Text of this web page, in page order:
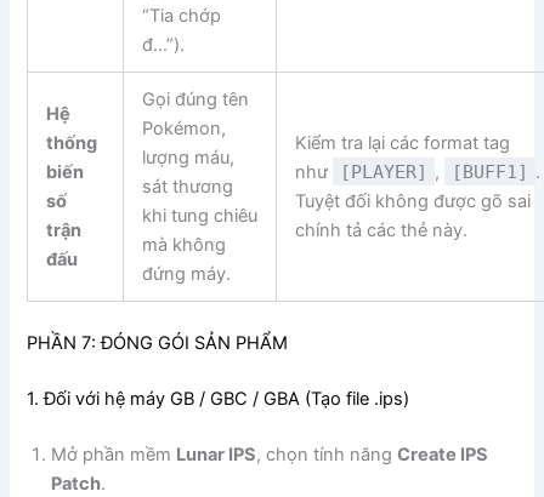
“Tia chớp
đ…”).
Hệ
thống
biến
số
trận
đấu
Gọi đúng tên
Pokémon,
lượng máu,
sát thương
khi tung chiêu
mà không
đứng máy.
Kiểm tra lại các format tag
như
[PLAYER] , [BUFF1] .
Tuyệt đối không được gõ sai
chính tả các thẻ này.
PHẦN 7: ĐÓNG GÓI SẢN PHẨM
1. Đối với hệ máy GB / GBC / GBA (Tạo file .ips)
Mở phần mềm Lunar IPS, chọn tính năngCreate IPS
Patch.